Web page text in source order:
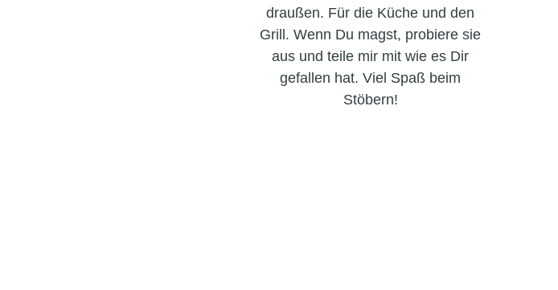
draußen. Für die Küche und den
Grill. Wenn Du magst, probiere sie
aus und teile mir mit wie es Dir
gefallen hat. Viel Spaß beim
Stöbern!